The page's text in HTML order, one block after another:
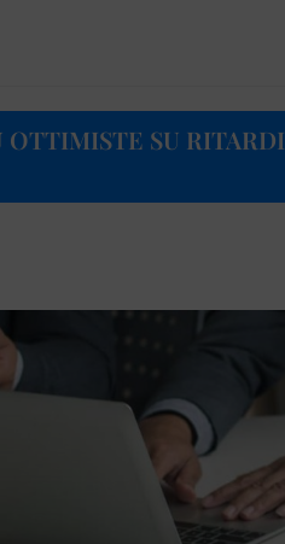
SU RITARDI